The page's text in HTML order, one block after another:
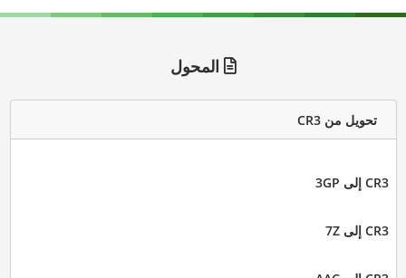
المحول
تحويل من CR3
CR3 إلى 3GP
CR3 إلى 7Z